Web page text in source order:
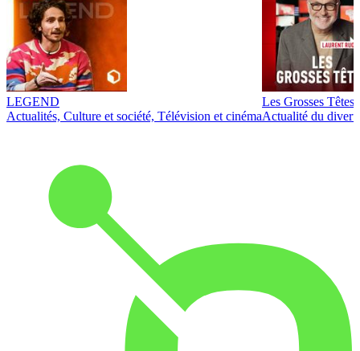
LEGEND
Actualités, Culture et société, Télévision et cinéma
Les Grosses Têtes
Actualité du